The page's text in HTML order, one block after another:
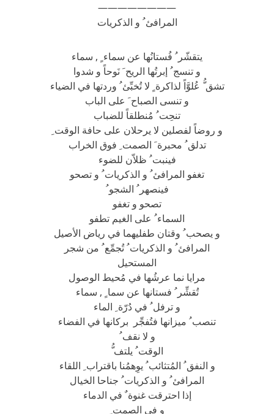
————————
المرافئ ُ و الذكريات
يتقشّر ُ فُستانُها عن سماء ٍ , سماء
و تنسج ُ إبرتُها الريح َ نَوحاً و شدوا
تشق ُّ عُلوَّاً لذاكرة ٍ لا تُخبِّئ ُ وردتها في الضياء
و تنسى الصباح َ على الباب
تنحِت ُ مُنطلقاً للضباب
و روضاً لفصلين لا يرحلان على حافة الوقت ِ
تدلق ُ محبرة َ الصمت ِ فوق الخراب
فينبت ُ ظلاّن للضوء
تغفو المرافئ ُ و الذكريات ُ و تصحو
فينصهر ُ الشجو ُ
تصحو و تغفو
السماء ُ على الغيم تطفو
و يصحب ُ وقتان طفليهما في رياض الأصيل
المرافئ ُ و الذكريات ُ تُجمِّع ُ من شجر
المستحيل
مرايا نما عرشُها في مُحيط الوصول
تُقشِّر ُ فستانها عن سما ٍ , سماء
و ترفل ُ في دُرّة ِ الماء
تنصب ُ ميزانها فتُفجِّر بركانها في الفضاء
و لا نقف ُ
الوقت ُ يلتف ُّ
و النفق ُ المُتثائب ُ يوِهمُنا باقتراب ِ اللقاء
المرافئ ُ و الذكريات ُ جناحا الخيال
إذا احترقت غنوة ٌ في الدماء
و في الصمت ِ